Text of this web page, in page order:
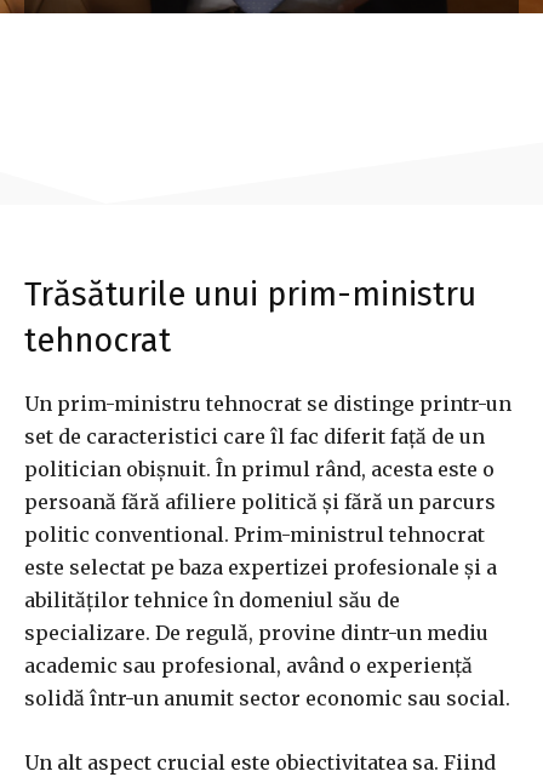
Trăsăturile unui prim-ministru
tehnocrat
Un prim-ministru tehnocrat se distinge printr-un
set de caracteristici care îl fac diferit față de un
politician obișnuit. În primul rând, acesta este o
persoană fără afiliere politică și fără un parcurs
politic conventional. Prim-ministrul tehnocrat
este selectat pe baza expertizei profesionale și a
abilităților tehnice în domeniul său de
specializare. De regulă, provine dintr-un mediu
academic sau profesional, având o experiență
solidă într-un anumit sector economic sau social.
Un alt aspect crucial este obiectivitatea sa. Fiind